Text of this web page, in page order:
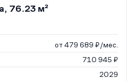
76.23 м²
от 479 689 ₽/мес.
710 945 ₽
2029